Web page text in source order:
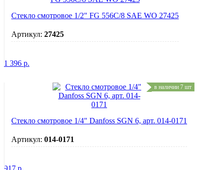
Стекло смотровое 1/2" FG 556C/8 SAE WO 27425
Артикул: 27425
1 396 р.
в наличии 7 шт
Стекло смотровое 1/4" Danfoss SGN 6, арт. 014-0171
Артикул: 014-0171
917 р.